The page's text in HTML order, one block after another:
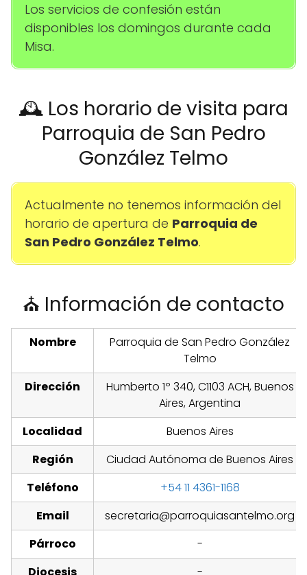
Los servicios de confesión están
disponibles los domingos durante cada
Misa.
🕰️ Los horario de visita para
Parroquia de San Pedro
González Telmo
Actualmente no tenemos información del
horario de apertura de Parroquia de
San Pedro González Telmo.
⛪ Información de contacto
Nombre
Parroquia de San Pedro González
Telmo
Dirección
Humberto 1º 340, C1103 ACH, Buenos
Aires, Argentina
Localidad
Buenos Aires
Región
Ciudad Autónoma de Buenos Aires
Teléfono
+54 11 4361-1168
Email
secretaria@parroquiasantelmo.org
Párroco
-